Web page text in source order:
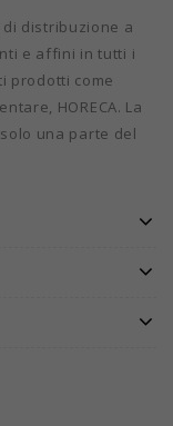
di distribuzione a
e affini in tutti i
prodotti come
HORECA. La
una parte del